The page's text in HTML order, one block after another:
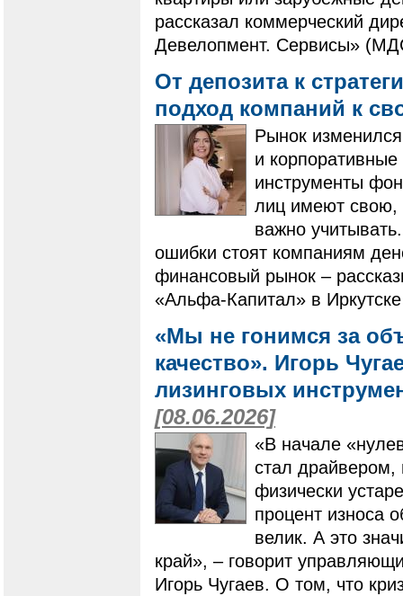
рассказал коммерческий
Девелопмент. Сервисы»
От депозита к
подход компаний к
Рынок
и
инструменты
лиц имеют свою,
важно
ошибки стоят компаниям
финансовый рынок –
«Альфа-Капитал» в
«Мы не гонимся за
качество». Игорь
лизинговых
[08.06.2026]
«В начале
стал
физически
процент износа
велик. А это
край», – говорит
Игорь Чугаев. О том, что